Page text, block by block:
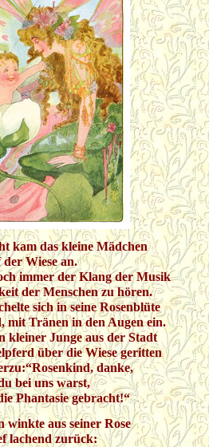
kam das kleine Mädchen
der Wiese an.
immer der Klang der Musik
der Menschen zu hören.
sich in seine Rosenblüte
mit Tränen in den Augen ein.
kleiner Junge aus der Stadt
über die Wiese geritten
danke,
bei uns warst,
Phantasie gebracht!“
winkte aus seiner Rose
lachend zurück: